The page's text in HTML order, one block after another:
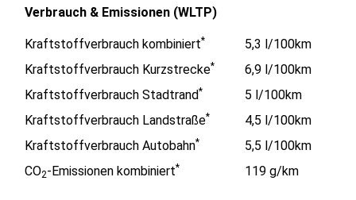
Verbrauch & Emissionen (WLTP)
Kraftstoffverbrauch kombiniert*
5,3 l/100km
Kraftstoffverbrauch Kurzstrecke*
6,9 l/100km
Kraftstoffverbrauch Stadtrand*
5 l/100km
Kraftstoffverbrauch Landstraße*
4,5 l/100km
Kraftstoffverbrauch Autobahn*
5,5 l/100km
CO2-Emissionen kombiniert* 119 g/km